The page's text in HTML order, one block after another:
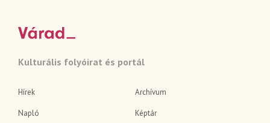
Kulturális folyóirat és portál
Hírek
Napló
Archívum
Képtár